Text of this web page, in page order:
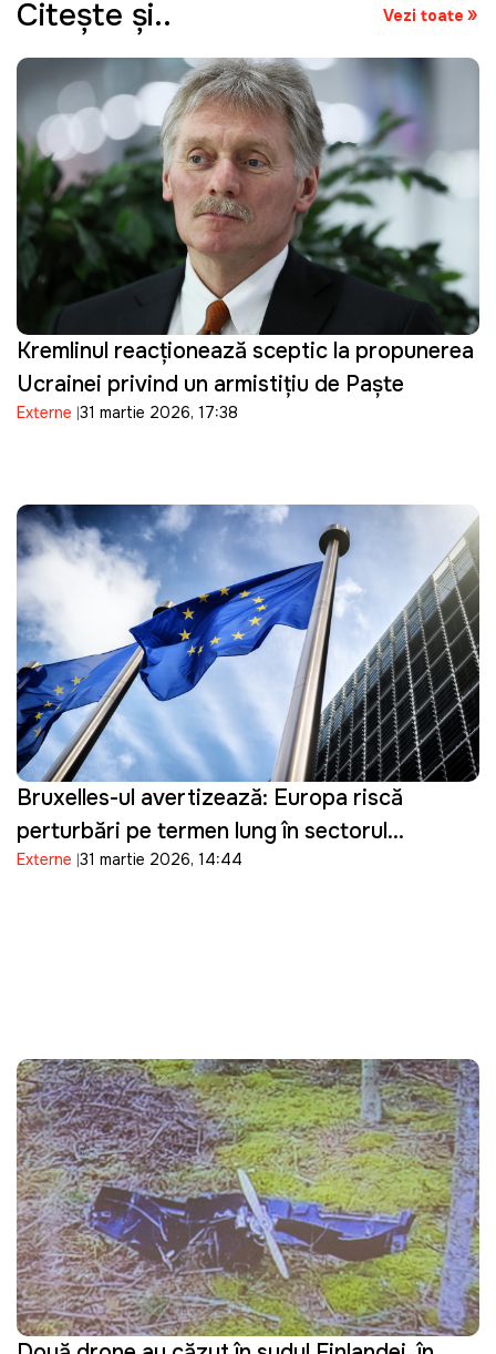
Citeşte şi.. Vezi toate
Kremlinul reacționează sceptic la propunerea
Ucrainei privind un armistițiu de Paște
Externe 31 martie 2026, 17:38
Bruxelles-ul avertizează: Europa riscă
perturbări pe termen lung în sectorul
energetic
Externe 31 martie 2026, 14:44